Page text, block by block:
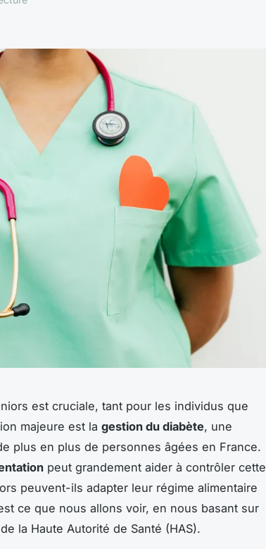
est cruciale, tant pour les individus que
majeure est la gestion du diabète, une
plus en plus de personnes âgées en France.
peut grandement aider à contrôler cette
peuvent-ils adapter leur régime alimentaire
ce que nous allons voir, en nous basant sur
la Haute Autorité de Santé (HAS).